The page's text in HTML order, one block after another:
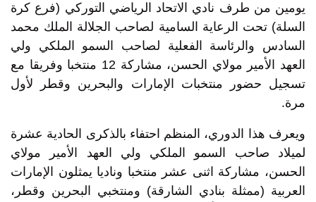
يومين من طرف نادي الاتحاد الرياضي التوركي (فرع كرة
السلة) تحت الرعاية السامية لصاحب الجلالة الملك محمد
السادس والرئاسة الفعلية لصاحب السمو الملكي ولي
العهد الأمير مولاي الحسن، مشاركة 12 منتخبا وفريقا مع
تسجيل حضور منتخبات الإمارات والبحرين وقطر لأول
مرة.
ويعرف هذا الدوري، المنظم احتفاء بالذكرى الحادية عشرة
لميلاد صاحب السمو الملكي ولي العهد الأمير مولاي
الحسن، مشاركة اثنى عشر منتخبا وناديا يمثلون الإمارات
العربية (ممثلة بنادي الشارقة) ومنتخبي البحرين وقطر،